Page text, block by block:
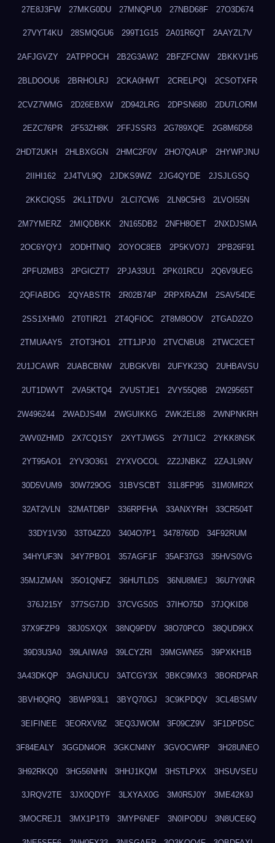
27E8J3FW 27MKG0DU 27MNQPU0 27NBD68F 27O3D674
27VYT4KU 28SMQGU6 299T1G15 2A01R6QT 2AAYZL7V
2AFJGVZY 2ATPPOCH 2B2G3AW2 2BFZFCNW 2BKKV1H5
2BLDOOU6 2BRHOLRJ 2CKA0HWT 2CRELPQI 2CSOTXFR
2CVZ7WMG 2D26EBXW 2D942LRG 2DPSN680 2DU7LORM
2EZC76PR 2F53ZH8K 2FFJSSR3 2G789XQE 2G8M6D58
2HDT2UKH 2HLBXGGN 2HMC2F0V 2HO7QAUP 2HYWPJNU
2IIHI162 2J4TVL9Q 2JDKS9WZ 2JG4QYDE 2JSJLGSQ
2KKCIQS5 2KL1TDVU 2LCI7CW6 2LN9C5H3 2LVOI55N
2M7YMERZ 2MIQDBKK 2N165DB2 2NFH8OET 2NXDJSMA
2OC6YQYJ 2ODHTNIQ 2OYOC8EB 2P5KVO7J 2PB26F91
2PFU2MB3 2PGICZT7 2PJA33U1 2PK01RCU 2Q6V9UEG
2QFIABDG 2QYABSTR 2R02B74P 2RPXRAZM 2SAV54DE
2SS1XHM0 2T0TIR21 2T4QFIOC 2T8M8OOV 2TGAD2ZO
2TMUAAY5 2TOT3HO1 2TT1JPJ0 2TVCNBU8 2TWC2CET
2U1JCAWR 2UABCBNW 2UBGKVBI 2UFYK23Q 2UHBAVSU
2UT1DWVT 2VA5KTQ4 2VUSTJE1 2VY55Q8B 2W29565T
2W496244 2WADJS4M 2WGUIKKG 2WK2EL88 2WNPNKRH
2WV0ZHMD 2X7CQ1SY 2XYTJWGS 2Y7I1IC2 2YKK8NSK
2YT95AO1 2YV3O361 2YXVOCOL 2Z2JNBKZ 2ZAJL9NV
30D5VUM9 30W729OG 31BVSCBT 31L8FP95 31M0MR2X
32AT2VLN 32MATDBP 336RPFHA 33ANXYRH 33CR504T
33DY1V30 33T04ZZ0 3404O7P1 3478760D 34F92RUM
34HYUF3N 34Y7PBO1 357AGF1F 35AF37G3 35HVS0VG
35MJZMAN 35O1QNFZ 36HUTLDS 36NU8MEJ 36U7Y0NR
376J215Y 377SG7JD 37CVGS0S 37IHO75D 37JQKID8
37X9FZP9 38J0SXQX 38NQ9PDV 38O70PCO 38QUD9KX
39D3U3A0 39LAIWA9 39LCYZRI 39MGWN55 39PXKH1B
3A43DKQP 3AGNJUCU 3ATCGY3X 3BKC9MX3 3BORDPAR
3BVH0QRQ 3BWP93L1 3BYQ70GJ 3C9KPDQV 3CL4BSMV
3EIFINEE 3EORXV8Z 3EQ3JWOM 3F09CZ9V 3F1DPDSC
3F84EALY 3GGDN4OR 3GKCN4NY 3GVOCWRP 3H28UNEO
3H92RKQ0 3HG56NHN 3HHJ1KQM 3HSTLPXX 3HSUVSEU
3JRQV2TE 3JX0QDYF 3LXYAX0G 3M0R5J0Y 3ME42K9J
3MOCREJ1 3MX1P1T9 3MYP6NEF 3N0IPODU 3N8UCE6Q